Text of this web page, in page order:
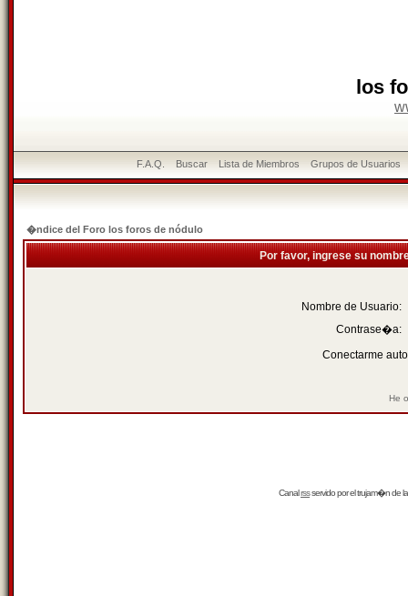
los
F.A.Q. Buscar Lista de Miembros Grupos de Usuarios
�ndice del Foro los foros de nódulo
Por favor, ingrese su
Nombre de Usuario:
Contrase�a:
Conectarme
He
Canalrssservido por eltrujam�nde